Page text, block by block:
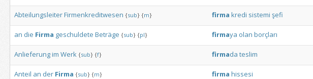
AbteilungsleiterFirmenkreditwesen {sub} {m} firma kredi sistemi şefi
an die Firma geschuldete Beträge {sub} {pl} firmaya olan borçları
Anlieferungim Werk {sub} {f} firmada teslim
Anteil an der Firma {sub} {m} firma hissesi